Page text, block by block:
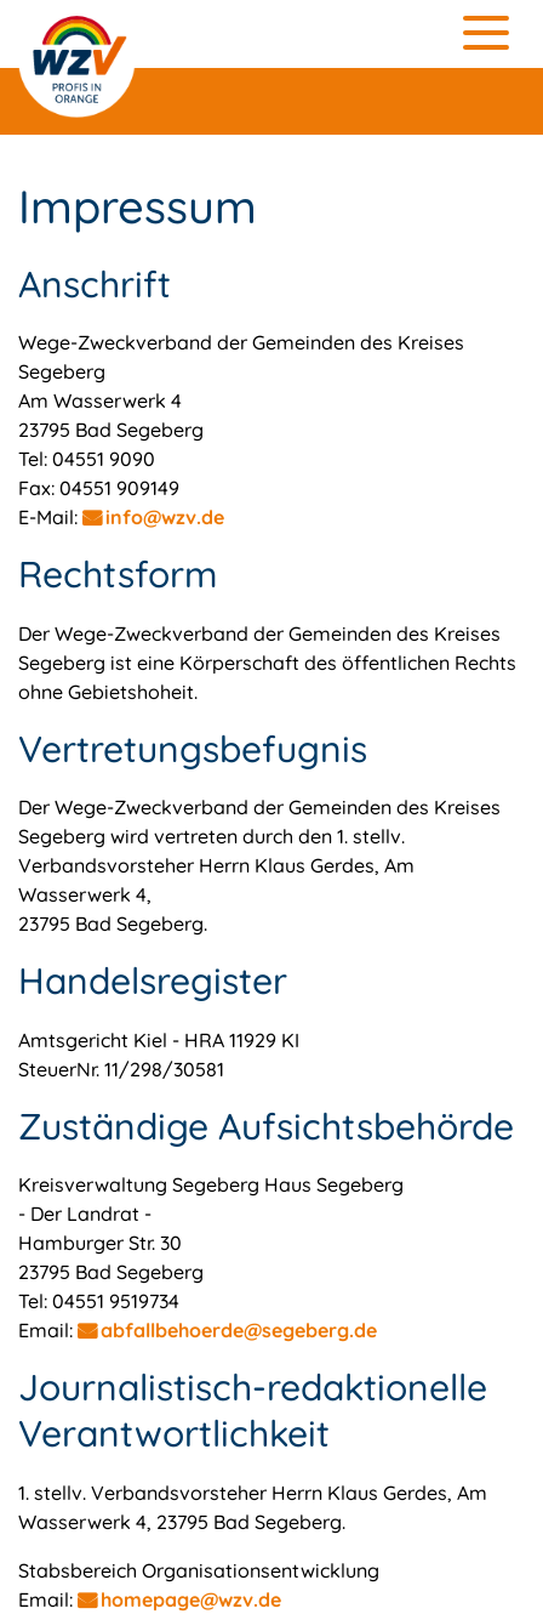
Impressum
Anschrift
Wege-Zweckverband der Gemeinden des Kreises
Segeberg
Am Wasserwerk 4
23795 Bad Segeberg
Tel: 04551 9090
Fax: 04551 909149
E-Mail:
info@wzv.de
Rechtsform
Der Wege-Zweckverband der Gemeinden des Kreises
Segeberg ist eine Körperschaft des öffentlichen Rechts
ohne Gebietshoheit.
Vertretungsbefugnis
Der Wege-Zweckverband der Gemeinden des Kreises
Segeberg wird vertreten durch den 1. stellv.
Verbandsvorsteher Herrn Klaus Gerdes, Am
Wasserwerk 4,
23795 Bad Segeberg.
Handelsregister
Amtsgericht Kiel - HRA 11929 KI
SteuerNr. 11/298/30581
Zuständige Aufsichtsbehörde
Kreisverwaltung Segeberg Haus Segeberg
- Der Landrat -
Hamburger Str. 30
23795 Bad Segeberg
Tel: 04551 9519734
Email:
abfallbehoerde@segeberg.de
Journalistisch-redaktionelle
Verantwortlichkeit
1. stellv. Verbandsvorsteher Herrn Klaus Gerdes, Am
Wasserwerk 4, 23795 Bad Segeberg.
Stabsbereich Organisationsentwicklung
Email:
homepage@wzv.de